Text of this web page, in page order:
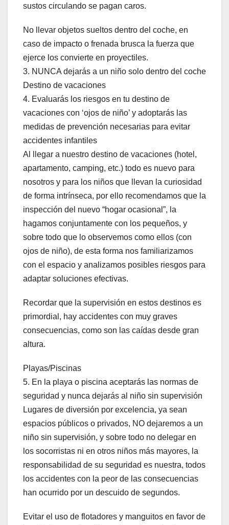
sustos circulando se pagan caros.
No llevar objetos sueltos dentro del coche, en
caso de impacto o frenada brusca la fuerza que
ejerce los convierte en proyectiles.
3. NUNCA dejarás a un niño solo dentro del coche
Destino de vacaciones
4. Evaluarás los riesgos en tu destino de
vacaciones con ‘ojos de niño’ y adoptarás las
medidas de prevención necesarias para evitar
accidentes infantiles
Al llegar a nuestro destino de vacaciones (hotel,
apartamento, camping, etc.) todo es nuevo para
nosotros y para los niños que llevan la curiosidad
de forma intrínseca, por ello recomendamos que la
inspección del nuevo “hogar ocasional”, la
hagamos conjuntamente con los pequeños, y
sobre todo que lo observemos como ellos (con
ojos de niño), de esta forma nos familiarizamos
con el espacio y analizamos posibles riesgos para
adaptar soluciones efectivas.
Recordar que la supervisión en estos destinos es
primordial, hay accidentes con muy graves
consecuencias, como son las caídas desde gran
altura.
Playas/Piscinas
5. En la playa o piscina aceptarás las normas de
seguridad y nunca dejarás al niño sin supervisión
Lugares de diversión por excelencia, ya sean
espacios públicos o privados, NO dejaremos a un
niño sin supervisión, y sobre todo no delegar en
los socorristas ni en otros niños más mayores, la
responsabilidad de su seguridad es nuestra, todos
los accidentes con la peor de las consecuencias
han ocurrido por un descuido de segundos.
Evitar el uso de flotadores y manguitos en favor de